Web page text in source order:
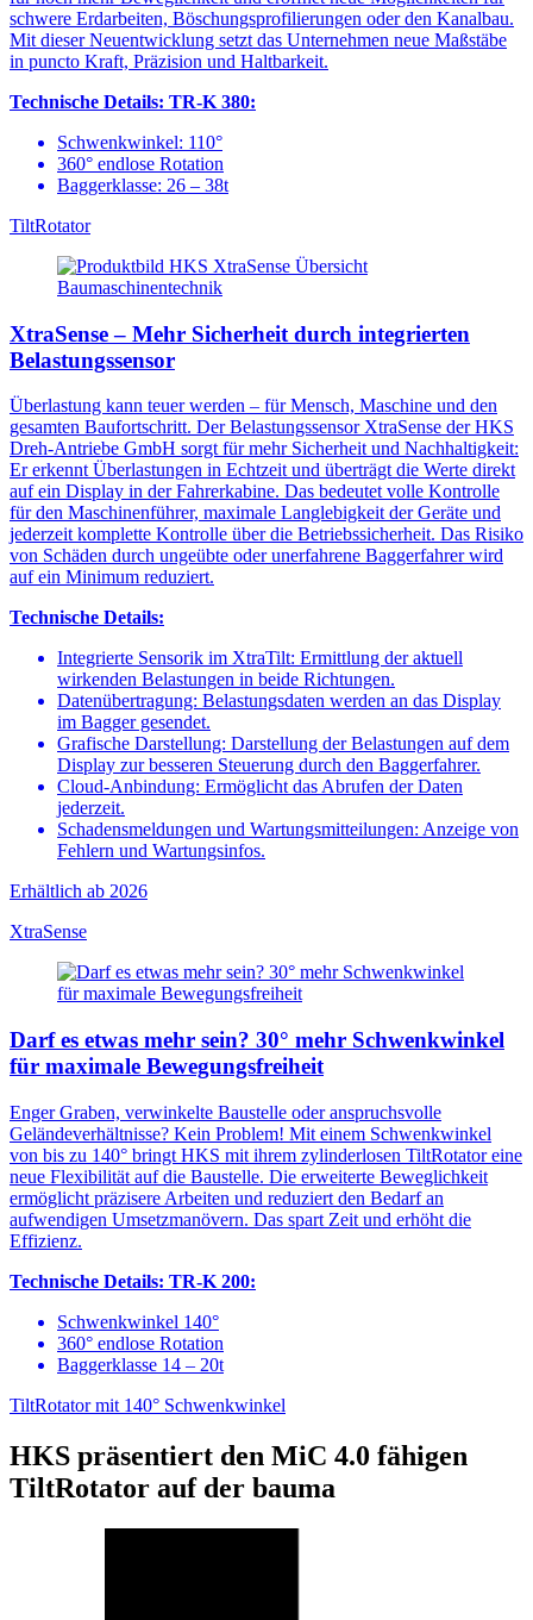
schwere Erdarbeiten, Böschungsprofilierungen oder den Kanalbau.
Mit dieser Neuentwicklung setzt das Unternehmen neue Maßstäbe
in puncto Kraft, Präzision und Haltbarkeit.
Technische Details: TR-K 380:
Schwenkwinkel: 110°
360° endlose Rotation
Baggerklasse: 26 – 38t
TiltRotator
XtraSense – Mehr Sicherheit durch integrierten
Belastungssensor
Überlastung kann teuer werden – für Mensch, Maschine und den
gesamten Baufortschritt. Der Belastungssensor XtraSense der HKS
Dreh-Antriebe GmbH sorgt für mehr Sicherheit und Nachhaltigkeit:
Er erkennt Überlastungen in Echtzeit und überträgt die Werte direkt
auf ein Display in der Fahrerkabine. Das bedeutet volle Kontrolle
für den Maschinenführer, maximale Langlebigkeit der Geräte und
jederzeit komplette Kontrolle über die Betriebssicherheit. Das Risiko
von Schäden durch ungeübte oder unerfahrene Baggerfahrer wird
auf ein Minimum reduziert.
Technische Details:
Integrierte Sensorik im XtraTilt: Ermittlung der aktuell
wirkenden Belastungen in beide Richtungen.
Datenübertragung: Belastungsdaten werden an das Display
im Bagger gesendet.
Grafische Darstellung: Darstellung der Belastungen auf dem
Display zur besseren Steuerung durch den Baggerfahrer.
Cloud-Anbindung: Ermöglicht das Abrufen der Daten
jederzeit.
Schadensmeldungen und Wartungsmitteilungen: Anzeige von
Fehlern und Wartungsinfos.
Erhältlich ab 2026
XtraSense
Darf es etwas mehr sein? 30° mehr Schwenkwinkel
für maximale Bewegungsfreiheit
Enger Graben, verwinkelte Baustelle oder anspruchsvolle
Geländeverhältnisse? Kein Problem! Mit einem Schwenkwinkel
von bis zu 140° bringt HKS mit ihrem zylinderlosen TiltRotator eine
neue Flexibilität auf die Baustelle. Die erweiterte Beweglichkeit
ermöglicht präzisere Arbeiten und reduziert den Bedarf an
aufwendigen Umsetzmanövern. Das spart Zeit und erhöht die
Effizienz.
Technische Details: TR-K 200:
Schwenkwinkel 140°
360° endlose Rotation
Baggerklasse 14 – 20t
TiltRotator mit 140° Schwenkwinkel
HKS präsentiert den MiC 4.0 fähigen
TiltRotator auf der bauma